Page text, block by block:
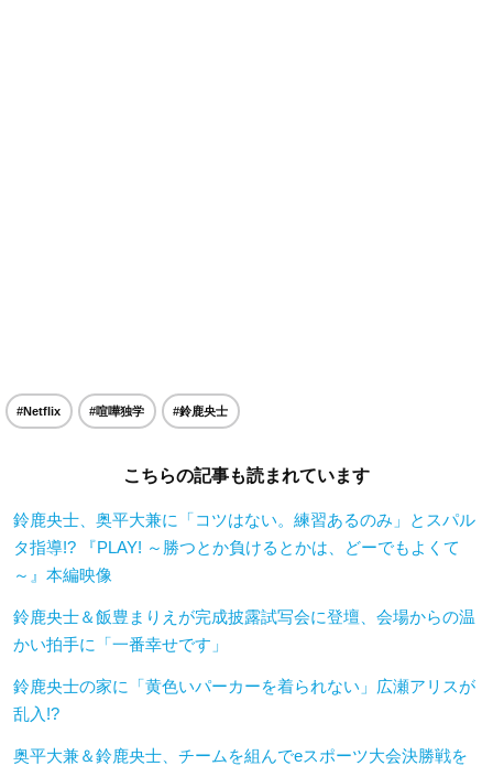
#Netflix #喧嘩独学 #鈴鹿央士
こちらの記事も読まれています
鈴鹿央士、奥平大兼に「コツはない。練習あるのみ」とスパル
タ指導!? 『PLAY! ～勝つとか負けるとかは、どーでもよくて
～』本編映像
鈴鹿央士＆飯豊まりえが完成披露試写会に登壇、会場からの温
かい拍手に「一番幸せです」
鈴鹿央士の家に「黄色いパーカーを着られない」広瀬アリスが
乱入!?
奥平大兼＆鈴鹿央士、チームを組んでeスポーツ大会決勝戦を